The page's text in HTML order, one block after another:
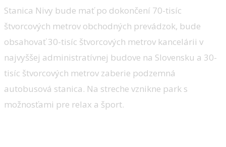
Stanica Nivy bude mať po dokončení 70-tisíc
štvorcových metrov obchodných prevádzok, bude
obsahovať 30-tisíc štvorcových metrov kancelárii v
najvyššej administratívnej budove na Slovensku a 30-
tisíc štvorcových metrov zaberie podzemná
autobusová stanica. Na streche vznikne park s
možnosťami pre relax a šport.